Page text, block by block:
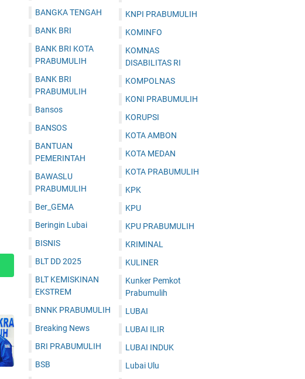
BANGKA TENGAH
BANK BRI
BANK BRI KOTA
PRABUMULIH
BANK BRI
PRABUMULIH
Bansos
BANSOS
BANTUAN
PEMERINTAH
BAWASLU
PRABUMULIH
Ber_GEMA
Beringin Lubai
BISNIS
BLT DD 2025
BLT KEMISKINAN
EKSTREM
BNNK PRABUMULIH
Breaking News
BRI PRABUMULIH
BSB
KNPI PRABUMULIH
KOMINFO
KOMNAS
DISABILITAS RI
KOMPOLNAS
KONI PRABUMULIH
KORUPSI
KOTA AMBON
KOTA MEDAN
KOTA PRABUMULIH
KPK
KPU
KPU PRABUMULIH
KRIMINAL
KULINER
Kunker Pemkot
Prabumulih
LUBAI
LUBAI ILIR
LUBAI INDUK
Lubai Ulu